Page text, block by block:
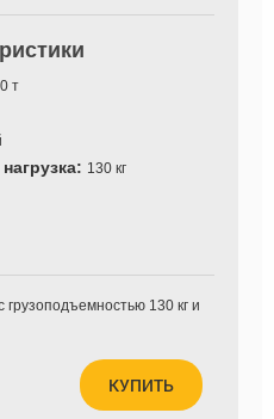
т
130 кг
КУПИТЬ
грузоподъемностью 130 кг и